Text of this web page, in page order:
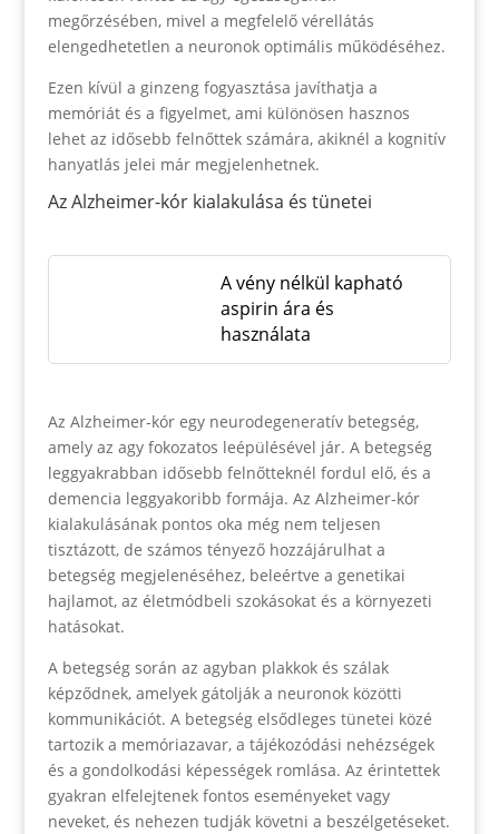
megőrzésében, mivel a megfelelő vérellátás
elengedhetetlen a neuronok optimális működéséhez.
Ezen kívül a ginzeng fogyasztása javíthatja a
memóriát és a figyelmet, ami különösen hasznos
lehet az idősebb felnőttek számára, akiknél a kognitív
hanyatlás jelei már megjelenhetnek.
Az Alzheimer-kór kialakulása és tünetei
A vény nélkül kapható
aspirin ára és
használata
Az Alzheimer-kór egy neurodegeneratív betegség,
amely az agy fokozatos leépülésével jár. A betegség
leggyakrabban idősebb felnőtteknél fordul elő, és a
demencia leggyakoribb formája. Az Alzheimer-kór
kialakulásának pontos oka még nem teljesen
tisztázott, de számos tényező hozzájárulhat a
betegség megjelenéséhez, beleértve a genetikai
hajlamot, az életmódbeli szokásokat és a környezeti
hatásokat.
A betegség során az agyban plakkok és szálak
képződnek, amelyek gátolják a neuronok közötti
kommunikációt. A betegség elsődleges tünetei közé
tartozik a memóriazavar, a tájékozódási nehézségek
és a gondolkodási képességek romlása. Az érintettek
gyakran elfelejtenek fontos eseményeket vagy
neveket, és nehezen tudják követni a beszélgetéseket.